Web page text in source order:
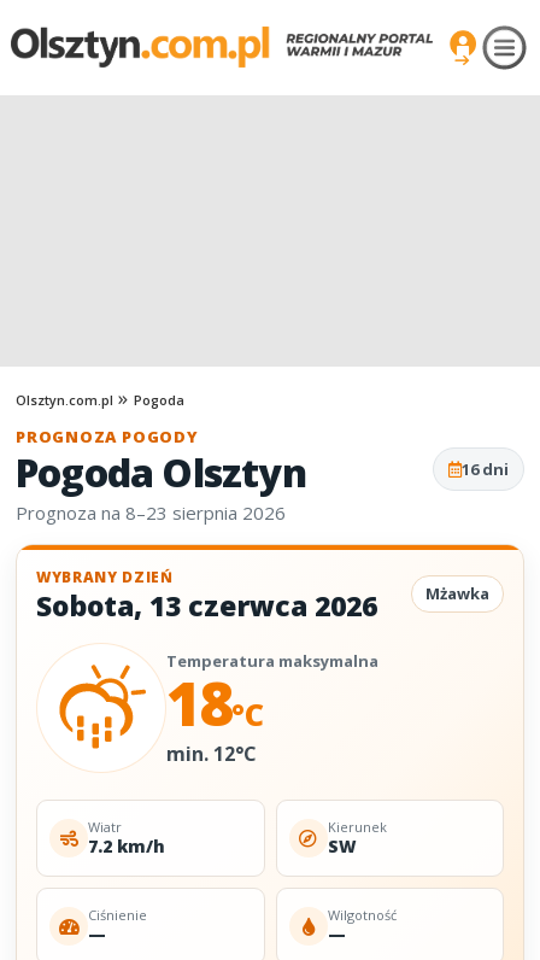
Olsztyn.com.pl Pogoda
PROGNOZA POGODY
Pogoda Olsztyn
Prognoza na 8–23 sierpnia 2026
16 dni
WYBRANY DZIEŃ
Sobota, 13 czerwca 2026 Mżawka
Temperatura maksymalna
18°C
min. 12°C
Wiatr
7.2 km/h
Kierunek
SW
Ciśnienie
—
Wilgotność
—